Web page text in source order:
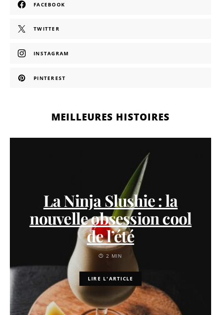
FACEBOOK
TWITTER
INSTAGRAM
PINTEREST
MEILLEURES HISTOIRES
La Ninja Slushie : la
nouvelle obsession cool
de l’été
2 MIN
LIRE L'ARTICLE